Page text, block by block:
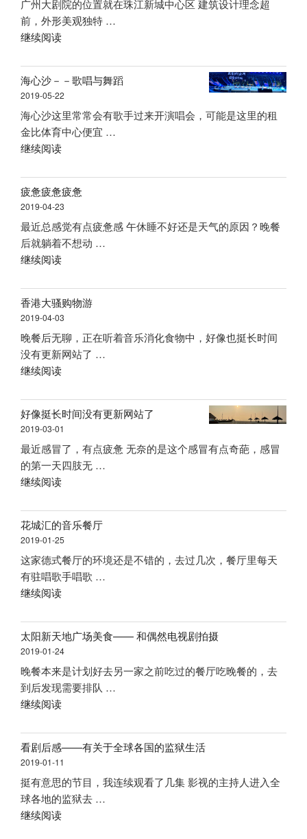
海
洋
世
广州大剧院的位置就在珠江新城中心区 建筑设计理念超
前，外形美观独特 …
继续阅读“广
大
剧
院”
海心沙－－歌唱与舞蹈
2019-05-22
海心沙这里常常会有歌手过来开演唱会，可能是这里的租
金比体育中心便宜 …
继续阅读“海
沙
－
－
歌
唱
与
蹈”
疲惫疲惫疲惫
2019-04-23
最近总感觉有点疲惫感 午休睡不好还是天气的原因？晚餐
后就躺着不想动 …
继续阅读“疲
疲
惫
疲
惫”
香港大骚购物游
2019-04-03
晚餐后无聊，正在听着音乐消化食物中，好像也挺长时间
没有更新网站了 …
继续阅读“香
大
骚
购
物
游”
好像挺长时间没有更新网站了
2019-03-01
最近感冒了，有点疲惫 无奈的是这个感冒有点奇葩，感冒
的第一天四肢无 …
继续阅读“好
挺
长
时
间
没
有
新
网
了”
花城汇的音乐餐厅
2019-01-25
这家德式餐厅的环境还是不错的，去过几次，餐厅里每天
有驻唱歌手唱歌 …
继续阅读“花
汇
的
音
乐
餐
厅”
太阳新天地广场美食—— 和偶然电视剧拍摄
2019-01-24
晚餐本来是计划好去另一家之前吃过的餐厅吃晚餐的，去
到后发现需要排队 …
继续阅读“太
新
天
地
广
场
美
看剧后感——有关于全球各国的监狱生活
2019-01-11
挺有意思的节目，我连续观看了几集 影视的主持人进入全
球各地的监狱去 …
继续阅读“看